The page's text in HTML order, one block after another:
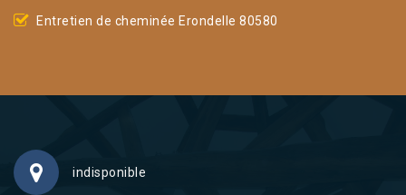
Entretien de cheminée Erondelle 80580
indisponible